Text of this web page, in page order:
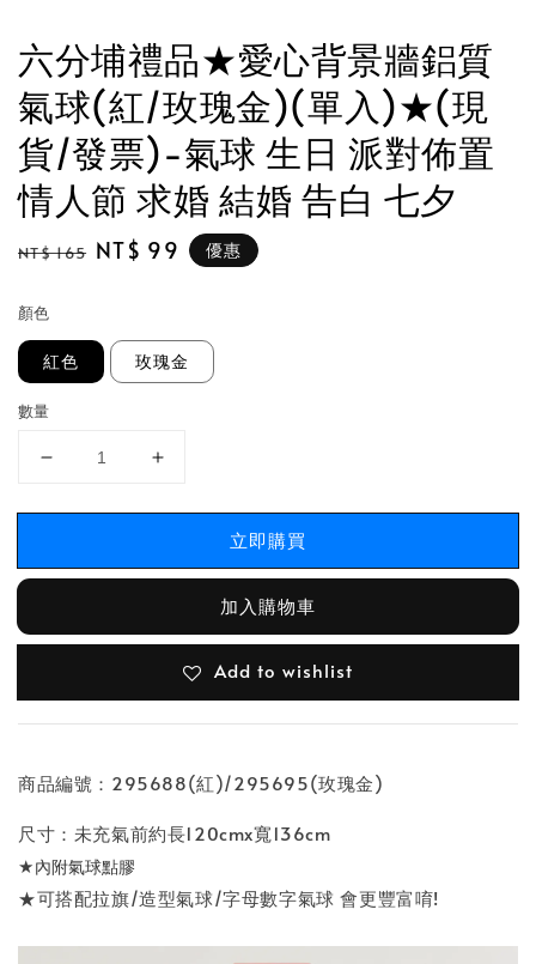
六分埔禮品★愛心背景牆鋁質
氣球(紅/玫瑰金)(單入)★(現
貨/發票)-氣球 生日 派對佈置
情人節 求婚 結婚 告白 七夕
Regular
NT$ 165 Sale
NT$ 99 優惠
顏色
紅色 玫瑰金
數量
立即購買
加入購物車
Add to wishlist
商品編號：295688(紅)/295695(玫瑰金)
尺寸：未充氣前約長120cmx寬136cm
★內附氣球點膠
★可搭配拉旗/造型氣球/字母數字氣球 會更豐富唷!